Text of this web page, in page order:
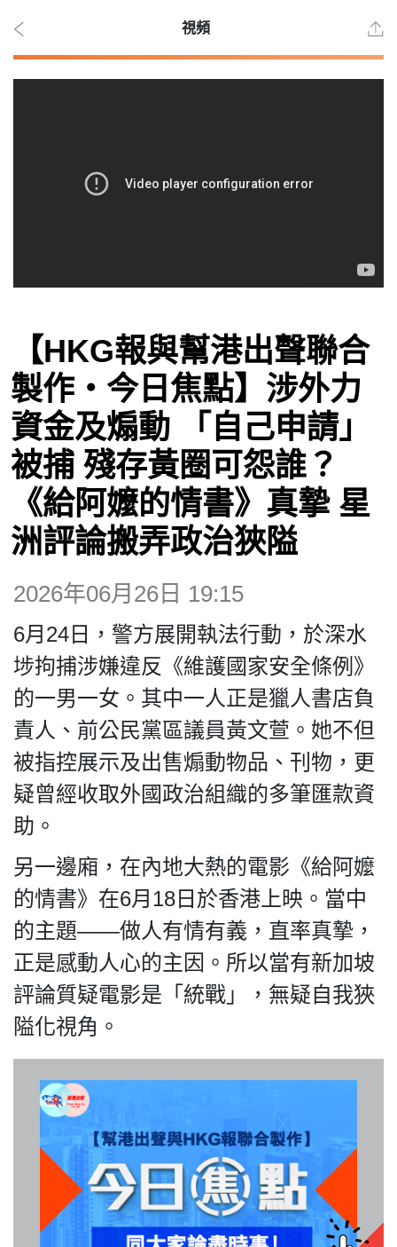
觀點
博客
投票
視頻
系列
活動
關於我們
我們的立場
聯絡我們
視頻
【HKG報與幫港出聲聯合
製作‧今日焦點】涉外力
資金及煽動 「自己申請」
被捕 殘存黃圈可怨誰？
《給阿嬤的情書》真摯 星
洲評論搬弄政治狹隘
2026年06月26日 19:15
6月24日，警方展開執法行動，於深水
埗拘捕涉嫌違反《維護國家安全條例》
的一男一女。其中一人正是獵人書店負
責人、前公民黨區議員黃文萱。她不但
被指控展示及出售煽動物品、刊物，更
疑曾經收取外國政治組織的多筆匯款資
助。
另一邊廂，在內地大熱的電影《給阿嬤
的情書》在6月18日於香港上映。當中
的主題——做人有情有義，直率真摯，
正是感動人心的主因。所以當有新加坡
評論質疑電影是「統戰」，無疑自我狹
隘化視角。